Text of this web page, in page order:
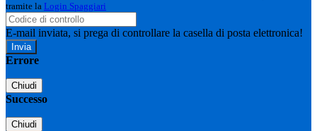
tramite la Login Spaggiari
E-mail inviata, si prega di controllare la casella di posta elettronica!
Errore
Chiudi
Successo
Chiudi